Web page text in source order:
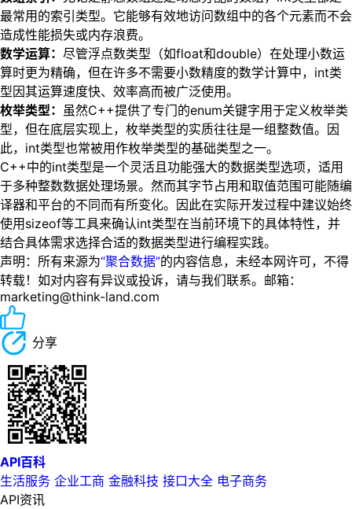
最常用的索引类型。它能够有效地访问数组中的各个元素而不会
造成性能损失或内存浪费。
数学运算： 尽管浮点数类型（如float和double）在处理小数运
算时更为精确，但在许多不需要小数精度的数学计算中，int类
型因其运算速度快、效率高而被广泛使用。
枚举类型： 虽然C++提供了专门的enum关键字用于定义枚举类
型，但在底层实现上，枚举类型的实质往往是一组整数值。因
此，int类型也常被用作枚举类型的基础类型之一。
C++中的int类型是一个灵活且功能强大的数据类型选项，适用
于多种整数数据处理场景。然而其字节占用和取值范围可能随编
译器和平台的不同而有所变化。因此在实际开发过程中建议始终
使用sizeof等工具来确认int类型在当前环境下的具体特性，并
结合具体需求选择合适的数据类型进行编程实践。
声明：所有来源为“聚合数据”的内容信息，未经本网许可，不得
转载！如对内容有异议或投诉，请与我们联系。邮箱：
marketing@think-land.com
分享
API百科
生活服务 企业工商 金融科技 接口大全 电子商务
API资讯